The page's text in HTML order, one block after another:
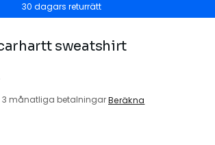
30 dagars returrätt
sweatshirt
månatliga betalningarBeräkna